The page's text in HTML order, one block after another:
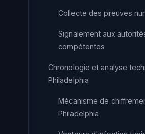
Collecte des preuves
Signalement aux
compétentes
Chronologie et analyse
Philadelphia
Mécanisme de
Philadelphia